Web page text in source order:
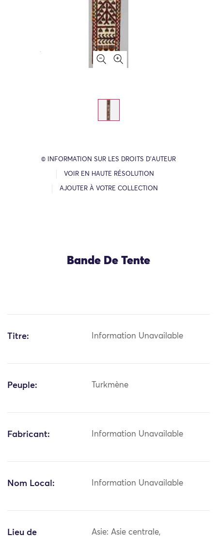
© INFORMATION SUR LES DROITS D’AUTEUR
VOIR EN HAUTE RÉSOLUTION
AJOUTER À VOTRE COLLECTION
Bande De Tente
Titre: Information Unavailable
Peuple: Turkmène
Fabricant: Information Unavailable
Nom Local: Information Unavailable
Lieu de
Asie: Asie centrale,